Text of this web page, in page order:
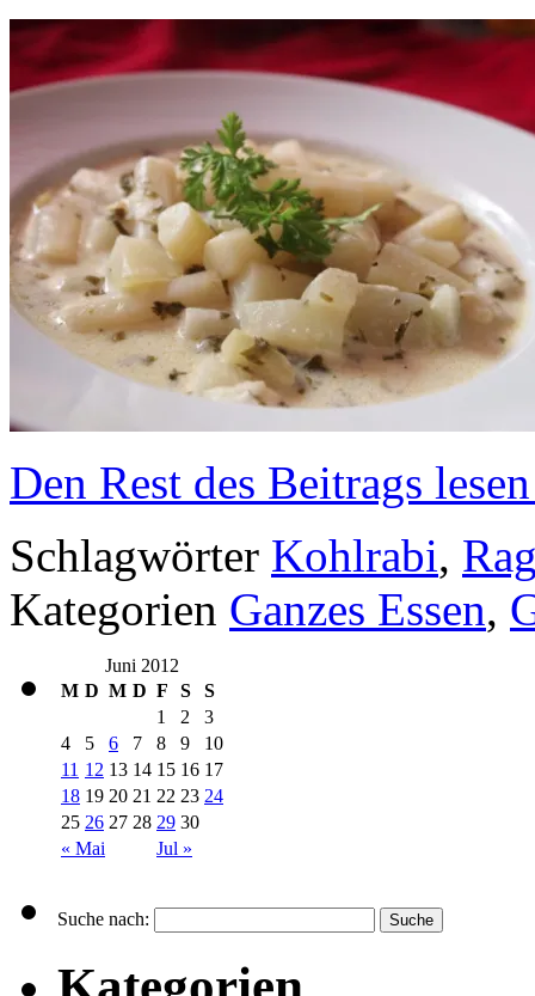
Den Rest des Beitrags
Schlagwörter Kohlrabi,
Kategorien Ganzes Essen,
Juni 2012
M D M D F S S
« Mai Jul »
1 2
3
4
5 6 7 8 9
10
11 12 13 14 15 16 17
18 19 20 21 22 23 24
25 26 27 28 29 30
Suche nach: